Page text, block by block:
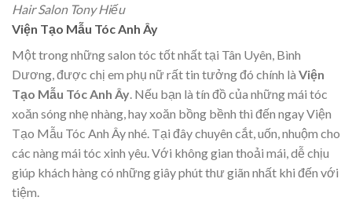
Hair Salon Tony Hiếu
Viện Tạo Mẫu Tóc Anh Ây
Một trong những salon tóc tốt nhất tại Tân Uyên, Bình
Dương, được chị em phụ nữ rất tin tưởng đó chính là Viện
Tạo Mẫu Tóc Anh Ây. Nếu bạn là tín đồ của những mái tóc
xoăn sóng nhẹ nhàng, hay xoăn bồng bềnh thì đến ngay Viện
Tạo Mẫu Tóc Anh Ây nhé. Tại đây chuyên cắt, uốn, nhuộm cho
các nàng mái tóc xinh yêu. Với không gian thoải mái, dễ chịu
giúp khách hàng có những giây phút thư giãn nhất khi đến với
tiệm.